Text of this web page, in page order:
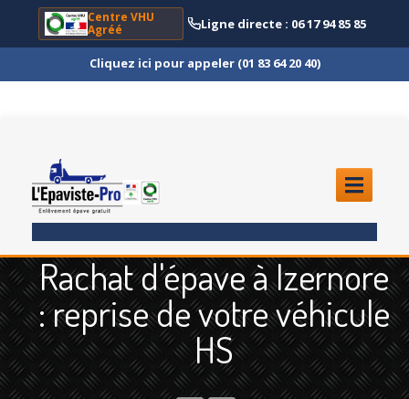
Centre VHU
Agréé
Ligne directe : 06 17 94 85 85
Cliquez ici pour appeler (01 83 64 20 40)
ENLÈVEMENTÉPAVE
Quoi ?
Scooteret Moto
Camion
et Poids Lourd
Rachat d'épave à Izernore
: reprise de votre véhicule
HS